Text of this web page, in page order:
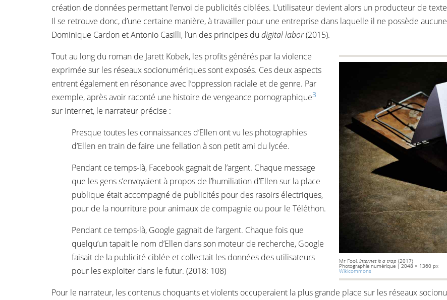
création de données permettant l’envoi de publicités ciblées. L’utilisateur devient alors un producteur de
Il se retrouve donc, d’une certaine manière, à travailler pour une entreprise dans laquelle il ne possède
Dominique Cardon et Antonio Casilli, l’un des principes du digital labor(2015).
Mr Fool, Internet is a trap (2017)
Photographie numérique | 2048 × 1360 px
Wikicommons
Tout au long du roman de Jarett Kobek, les profits générés par la violence
exprimée sur les réseaux socionumériques sont exposés. Ces deux aspects
entrent également en résonance avec l’oppression raciale et de genre. Par
exemple, après avoir raconté une histoire de vengeance pornographique3
sur Internet, le narrateur précise :
Presque toutes les connaissances d’Ellen ont vu les photographies
d’Ellen en train de faire une fellation à son petit ami du lycée.
Pendant ce temps-là, Facebook gagnait de l’argent. Chaque message
que les gens s’envoyaient à propos de l’humiliation d’Ellen sur la place
publique était accompagné de publicités pour des rasoirs électriques,
pour de la nourriture pour animaux de compagnie ou pour le Téléthon.
Pendant ce temps-là, Google gagnait de l’argent. Chaque fois que
quelqu’un tapait le nom d’Ellen dans son moteur de recherche, Google
faisait de la publicité ciblée et collectait les données des utilisateurs
pour les exploiter dans le futur. (2018: 108)
Pour le narrateur, les contenus choquants et violents occuperaient la plus grande place sur les réseaux